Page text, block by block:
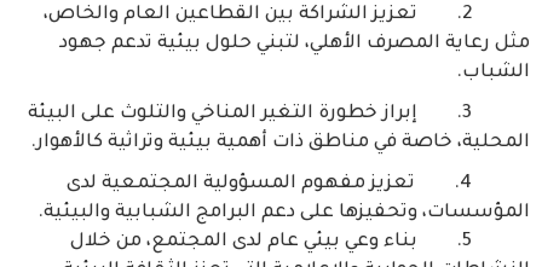
2. تعزيز الشراكة بين القطاعين العام والخاص،
مثل رعاية المصرف الأهلي، لتبني حلول بيئية تدعم جهود
الشباب.
3. إبراز خطورة التغير المناخي والتلوث على البيئة
المحلية، خاصة في مناطق ذات أهمية بيئية وتراثية كالأهوار.
4. تعزيز مفهوم المسؤولية المجتمعية لدى
المؤسسات، وتحفيزها على دعم البرامج الشبابية والبيئية.
5. بناء وعي بيئي عام لدى المجتمع، من خلال